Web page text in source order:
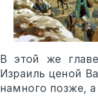
В этой же
Израиль ценой
намного позже,